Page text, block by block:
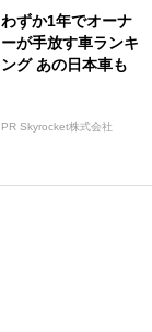
わずか1年でオーナ
ーが手放す車ランキ
ング あの日本車も
PR Skyrocket株式会社